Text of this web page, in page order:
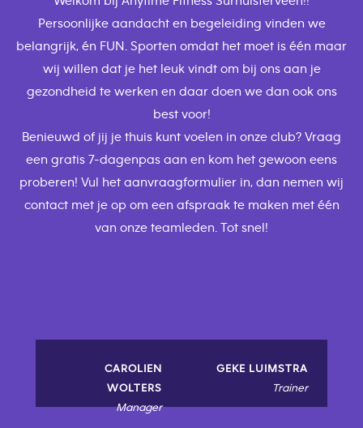
Persoonlijke aandacht en begeleiding vinden we
belangrijk, én FUN. Sporten omdat het moet is één maar
wij willen dat je het leuk vindt om bij ons aan je
gezondheid te werken en daar doen we dan ook ons
best voor!
Benieuwd of jij je thuis kunt voelen in onze club? Vraag
een gratis 7-dagenpas aan en kom het gewoon eens
proberen! Vul het aanvraagformulier in, dan nemen wij
contact met je op om een afspraak te maken met één
van onze teamleden. Tot snel!
CAROLIEN
WOLTERS
Manager
GEKE LUIMSTRA
Trainer